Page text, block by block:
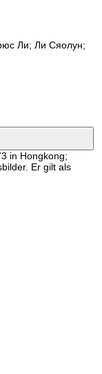
Ли; Ли Сяолун;
in Hongkong;
Er gilt als